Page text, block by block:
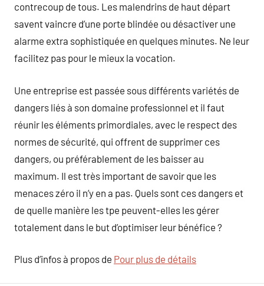
contrecoup de tous. Les malendrins de haut départ
savent vaincre d’une porte blindée ou désactiver une
alarme extra sophistiquée en quelques minutes. Ne leur
facilitez pas pour le mieux la vocation.
Une entreprise est passée sous différents variétés de
dangers liés à son domaine professionnel et il faut
réunir les éléments primordiales, avec le respect des
normes de sécurité, qui offrent de supprimer ces
dangers, ou préférablement de les baisser au
maximum. Il est très important de savoir que les
menaces zéro il n’y en a pas. Quels sont ces dangers et
de quelle manière les tpe peuvent-elles les gérer
totalement dans le but d’optimiser leur bénéfice ?
Plus d’infos à propos de Pour plus de détails